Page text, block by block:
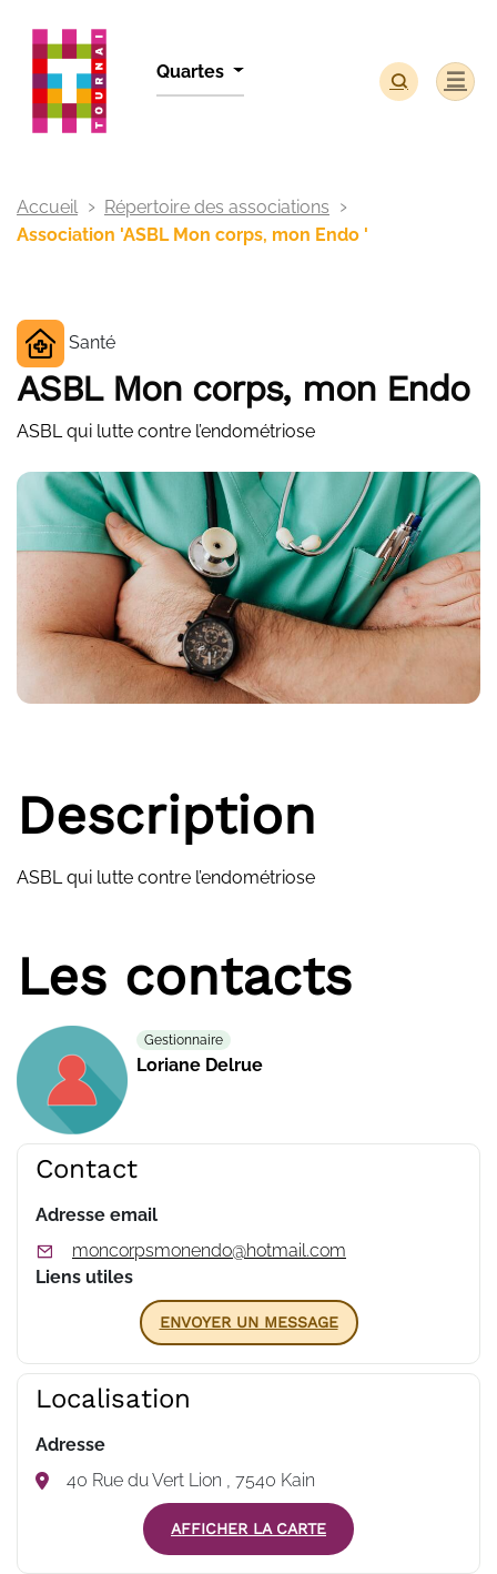
Quartes
Accueil
Répertoire des associations
Association 'ASBL Mon corps, mon Endo '
Santé
ASBL Mon corps, mon Endo
ASBL qui lutte contre l’endométriose
Description
ASBL qui lutte contre l’endométriose
Les contacts
Gestionnaire
Loriane Delrue
Contact
Adresse email
moncorpsmonendo@hotmail.com
Liens utiles
ENVOYER UN MESSAGE
Localisation
Adresse
40 Rue du Vert Lion , 7540 Kain
AFFICHER LA CARTE